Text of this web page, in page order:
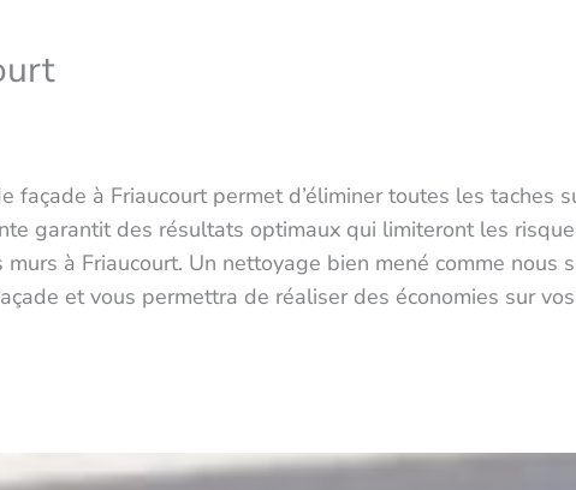
à Friaucourt permet d’éliminer toutes les taches
garantit des résultats optimaux qui limiteront les
à Friaucourt. Un nettoyage bien mené comme
et vous permettra de réaliser des économies sur